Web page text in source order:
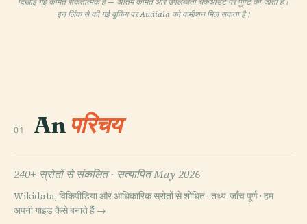
इन लिंक से की गई बुकिंग पर Audiala को कमीशन मिल सकता है।
01 An परिचय
240+ स्रोतों से संकलित · सत्यापित May 2026
Wikidata, विकिपीडिया और आधिकारिक स्रोतों से शोधित · तथ्य-जाँच पूर्ण · हम
अपनी गाइड कैसे बनाते हैं →